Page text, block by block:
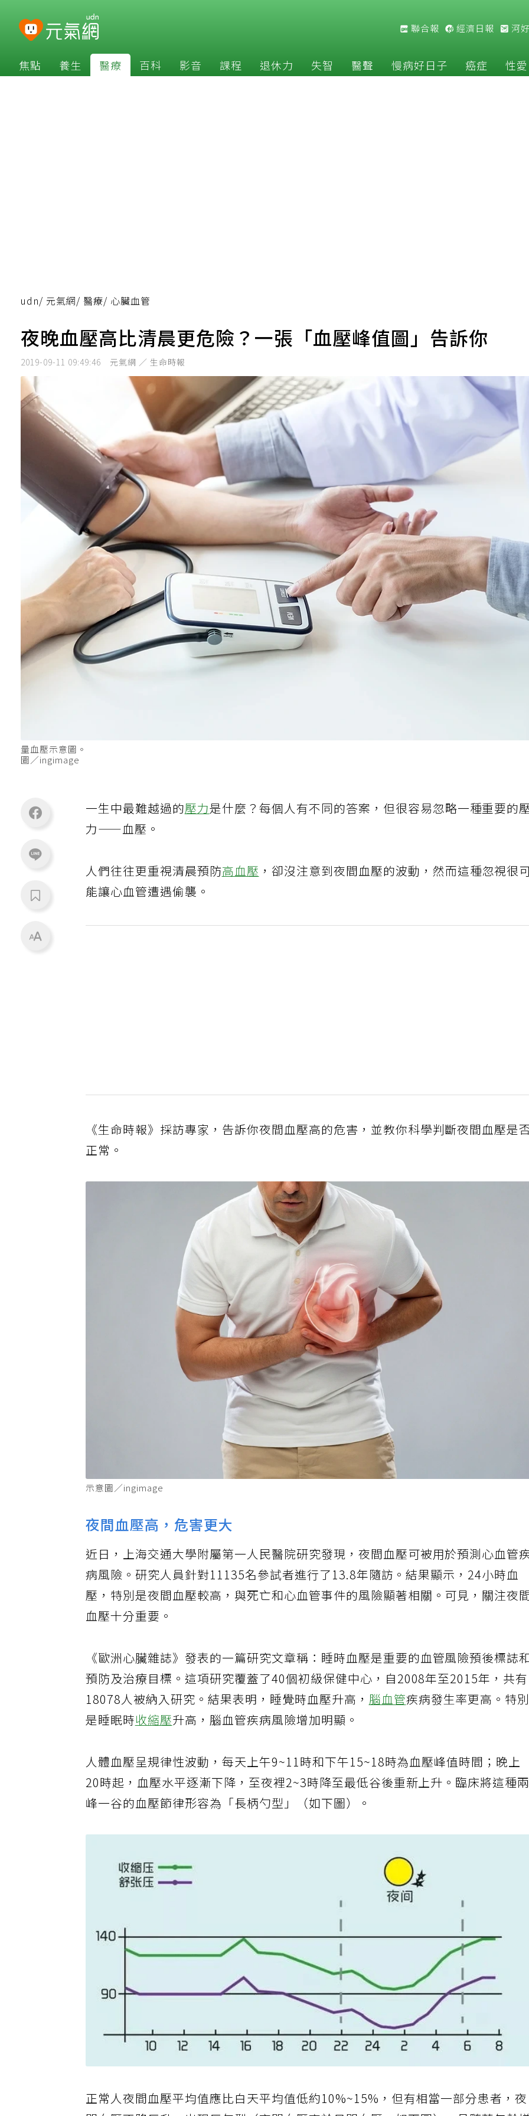
聯合報 經濟日報 河
焦點 養生 醫療 百科 影音 課程 退休力 失智 醫聲 慢病好日子 癌症 性愛
udn/ 元氣網/ 醫療/ 心臟血管
夜晚血壓高比清晨更危險？一張「血壓峰值圖」告訴你
2019-09-11 09:49:46 元氣網 ／ 生命時報
量血壓示意圖。
圖／ingimage
一生中最難越過的壓力是什麼？每個人有不同的答案，但很容易忽略一種重要的
力——血壓。
人們往往更重視清晨預防高血壓 ，卻沒注意到夜間血壓的波動，然而這種忽視很
能讓心血管遭遇偷襲。
《生命時報》採訪專家，告訴你夜間血壓高的危害，並教你科學判斷夜間血壓是
正常。
示意圖／ingimage
夜間血壓高，危害更大
近日，上海交通大學附屬第一人民醫院研究發現，夜間血壓可被用於預測心血管
病風險。研究人員針對11135名參試者進行了13.8年隨訪。結果顯示，24小時血
壓，特別是夜間血壓較高，與死亡和心血管事件的風險顯著相關。可見，關注夜
血壓十分重要。
《歐洲心臟雜誌》發表的一篇研究文章稱：睡時血壓是重要的血管風險預後標誌
預防及治療目標。這項研究覆蓋了40個初級保健中心，自2008年至2015年，共
18078人被納入研究。結果表明，睡覺時血壓升高，腦血管疾病發生率更高。特
是睡眠時收縮壓升高，腦血管疾病風險增加明顯。
人體血壓呈規律性波動，每天上午9~11時和下午15~18時為血壓峰值時間；晚上
20時起，血壓水平逐漸下降，至夜裡2~3時降至最低谷後重新上升。臨床將這種
峰一谷的血壓節律形容為「長柄勺型」（如下圖）。
正常人夜間血壓平均值應比白天平均值低約10%~15%，但有相當一部分患者，